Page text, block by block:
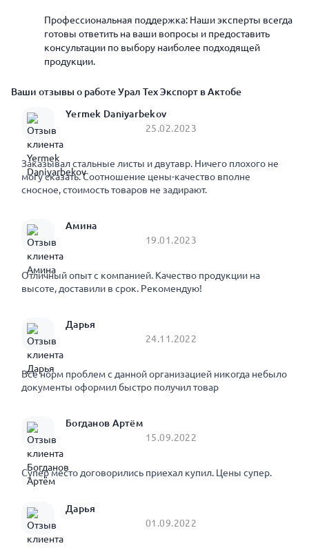
Профессиональная поддержка: Наши эксперты всегда
готовы ответить на ваши вопросы и предоставить
консультации по выбору наиболее подходящей
продукции.
Ваши отзывы о работе Урал Тех Экспорт в Актобе
Yermek Daniyarbekov
25.02.2023
Заказывал стальные листы и двутавр. Ничего плохого не
могу сказать. Соотношение цены-качество вполне
сносное, стоимость товаров не задирают.
Амина
19.01.2023
Отличный опыт с компанией. Качество продукции на
высоте, доставили в срок. Рекомендую!
Дарья
24.11.2022
Все норм проблем с данной организацией никогда небыло
документы оформил быстро получил товар
Богданов Артём
15.09.2022
Супер место договорились приехал купил. Цены супер.
Дарья
01.09.2022